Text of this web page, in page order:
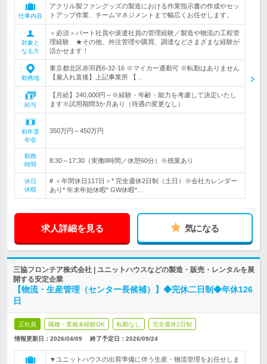
仕事内容
アクリル製ファングッズの製造における作業指示書の作成やセッ
トアップ作業、チームマネジメントまで幅広くお任せします。
対象と
なる方
＜必須＞パート社員や派遣社員の管理経験／製造や物流の工程管
理経験 ★その他、外注管理や購買、調達などさまざまな経験が
活かせます！
勤務地
東京都北区赤羽西6-32-16 ※マイカー通勤可 ※転勤はありません
【雇入れ直後】上記事業所 【…
給与
【月給】240,000円～※経験・年齢・能力を考慮して決定いたし
ます※試用期間3か月あり（待遇の変更なし）
初年度
年収
350万円～450万円
勤務
時間
8:30～17:30（実働8時間／休憩60分）※残業あり
休日
休暇
# ＜年間休日117日＞* 完全週休2日制（土日）※会社カレンダー
あり* 年末年始休暇* GW休暇*…
求人詳細を見る 気になる
三協フロンテア株式会社 | ユニットハウスなどの製造・販売・レンタルを展
開する安定企業
【物流・生産管理（センター長候補）】◆完休二日制◆年休126
日
正社員 職種・業種未経験OK 転勤なし 完全週休2日制
情報更新日：2026/04/09 終了予定日： 2026/09/24
▼ユニットハウスの出荷準備に伴う生産・物流管理をお任せしま